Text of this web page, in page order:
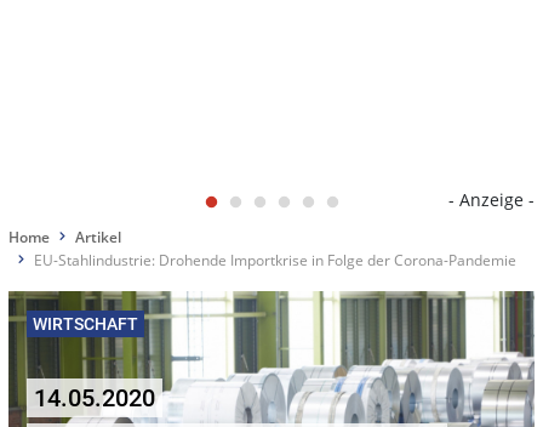
- Anzeige -
Home
Artikel
EU-Stahlindustrie: Drohende Importkrise in Folge der Corona-Pandemie
WIRTSCHAFT
14.05.2020